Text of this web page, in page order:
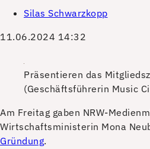
Silas Schwarzkopp
11.06.2024 14:32
Präsentieren das
(Geschäftsführerin Music
Am Freitag gaben NRW-
Wirtschaftsministerin Mona
Gründung.